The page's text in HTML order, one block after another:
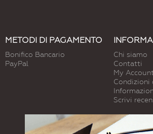
METODI DI PAGAMENTO
Bonifico Bancario
PayPal
Chi siamo
Contatti
My
Condizioni
Scrivi